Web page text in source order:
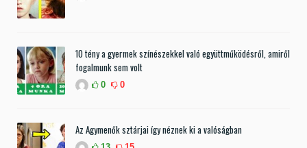
10 tény a gyermek színészekkel való együttműködésről, amiről
fogalmunk sem volt
0 0
Az Agymenők sztárjai így néznek ki a valóságban